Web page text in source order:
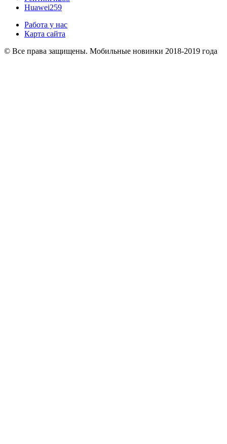
Huawei259
Работа у нас
Карта сайта
© Все права защищены. Мобильные новинки 2018-2019 года